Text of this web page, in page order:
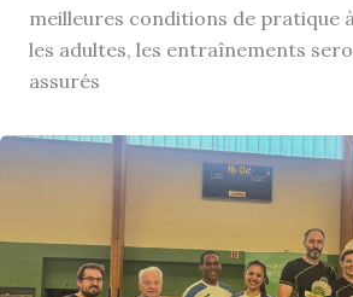
meilleures conditions de pratique
les adultes, les entraînements
assurés